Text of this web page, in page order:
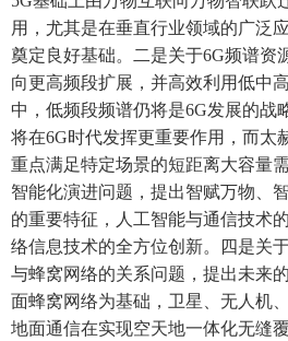
用，尤其是在垂直行业领域的广泛
奠定良好基础。二是关于6G频谱资
向更高频段扩展，并高效利用低中
中，低频段频谱仍将是6G发展的战
将在6G时代发挥更重要作用，而太
重点满足特定场景的短距离大容量
智能化演进问题，提出智赋万物、
的重要特征，人工智能与通信技术
络信息技术的全方位创新。四是关
与蜂窝网络的关系问题，提出未来
面蜂窝网络为基础，卫星、无人机
地面通信在实现空天地一体化无缝